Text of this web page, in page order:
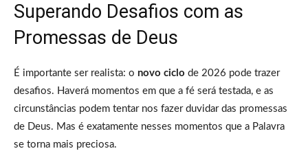
Superando Desafios com as
Promessas de Deus
É importante ser realista: o novo ciclo de 2026 pode trazer
desafios. Haverá momentos em que a fé será testada, e as
circunstâncias podem tentar nos fazer duvidar das promessas
de Deus. Mas é exatamente nesses momentos que a Palavra
se torna mais preciosa.